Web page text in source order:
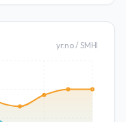
yr.no / SMHI